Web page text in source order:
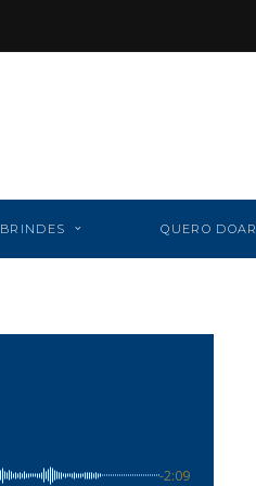
BRINDES QUERO DOAR
-2:09